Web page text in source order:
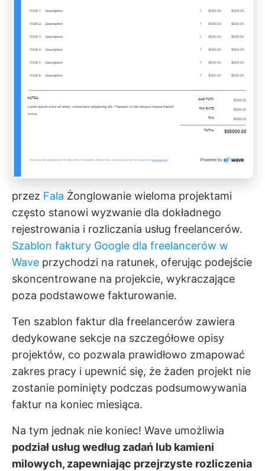
przez Fala Żonglowanie wieloma projektami
często stanowi wyzwanie dla dokładnego
rejestrowania i rozliczania usług freelancerów.
Szablon faktury Google dla freelancerów w
Wave przychodzi na ratunek, oferując podejście
skoncentrowane na projekcie, wykraczające
poza podstawowe fakturowanie.
Ten szablon faktur dla freelancerów zawiera
dedykowane sekcje na szczegółowe opisy
projektów, co pozwala prawidłowo zmapować
zakres pracy i upewnić się, że żaden projekt nie
zostanie pominięty podczas podsumowywania
faktur na koniec miesiąca.
Na tym jednak nie koniec! Wave umożliwia
podział usług według zadań lub kamieni
milowych, zapewniając przejrzyste rozliczenia